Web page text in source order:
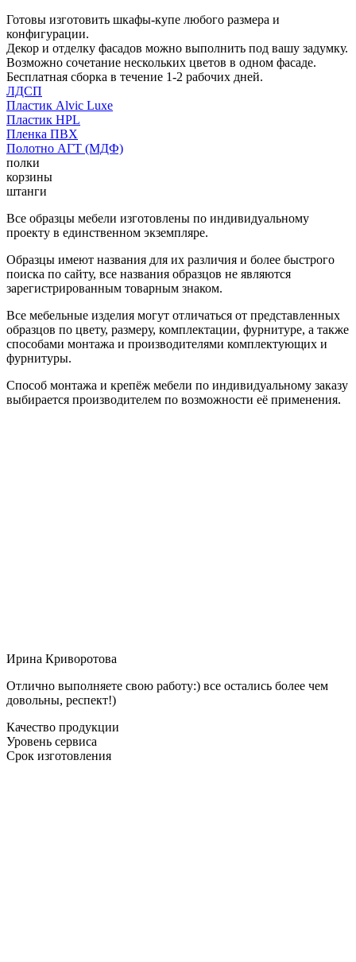
Готовы изготовить шкафы-купе любого размера и
конфигурации.
Декор и отделку фасадов можно выполнить под вашу задумку.
Возможно сочетание нескольких цветов в одном фасаде.
Бесплатная сборка в течение 1-2 рабочих дней.
ЛДСП
Пластик Alvic Luxe
Пластик HPL
Пленка ПВХ
Полотно АГТ (МДФ)
полки
корзины
штанги
Все образцы мебели изготовлены по индивидуальному
проекту в единственном экземпляре.
Образцы имеют названия для их различия и более быстрого
поиска по сайту, все названия образцов не являются
зарегистрированным товарным знаком.
Все мебельные изделия могут отличаться от представленных
образцов по цвету, размеру, комплектации, фурнитуре, а также
способами монтажа и производителями комплектующих и
фурнитуры.
Способ монтажа и крепёж мебели по индивидуальному заказу
выбирается производителем по возможности её применения.
Ирина Криворотова
Отлично выполняете свою работу:) все остались более чем
довольны, респект!)
Качество продукции
Уровень сервиса
Срок изготовления